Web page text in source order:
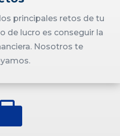
principales retos de tu
de lucro es conseguir la
Nosotros te